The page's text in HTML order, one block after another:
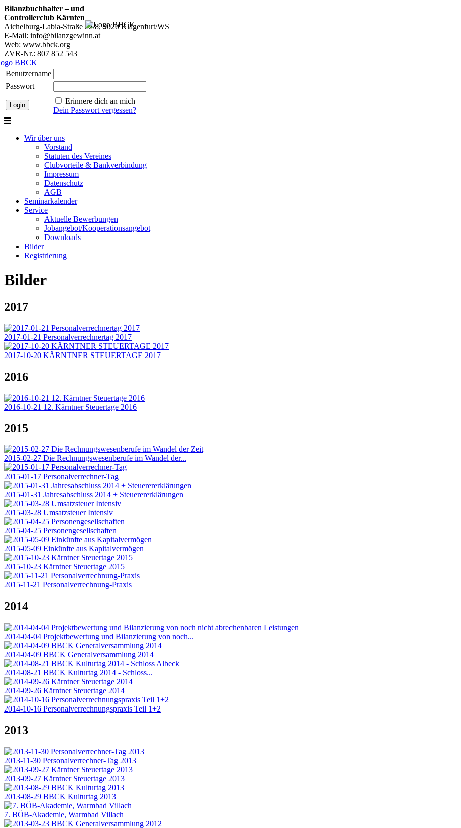
Bilanzbuchhalter – und
Controllerclub Kärnten
Aichelburg-Labia-Straße 22/8, 9020 Klagenfurt/WS
E-Mail: info@bilanzgewinn.at
Web: www.bbck.org
ZVR-Nr.: 807 852 543
Benutzername
Passwort
Erinnere dich an mich
Dein Passwort vergessen?
Wir über uns
Vorstand
Statuten des Vereines
Clubvorteile & Bankverbindung
Impressum
Datenschutz
AGB
Seminarkalender
Service
Aktuelle Bewerbungen
Jobangebot/Kooperationsangebot
Downloads
Bilder
Registrierung
Bilder
2017
2017-01-21 Personalverrechnertag 2017
2017-10-20 KÄRNTNER STEUERTAGE 2017
2016
2016-10-21 12. Kärntner Steuertage 2016
2015
2015-02-27 Die Rechnungswesenberufe im Wandel der...
2015-01-17 Personalverrechner-Tag
2015-01-31 Jahresabschluss 2014 + Steuerererklärungen
2015-03-28 Umsatzsteuer Intensiv
2015-04-25 Personengesellschaften
2015-05-09 Einkünfte aus Kapitalvermögen
2015-10-23 Kärntner Steuertage 2015
2015-11-21 Personalverrechnung-Praxis
2014
2014-04-04 Projektbewertung und Bilanzierung von noch...
2014-04-09 BBCK Generalversammlung 2014
2014-08-21 BBCK Kulturtag 2014 - Schloss...
2014-09-26 Kärntner Steuertage 2014
2014-10-16 Personalverrechnungspraxis Teil 1+2
2013
2013-11-30 Personalverrechner-Tag 2013
2013-09-27 Kärntner Steuertage 2013
2013-08-29 BBCK Kulturtag 2013
7. BÖB-Akademie, Warmbad Villach